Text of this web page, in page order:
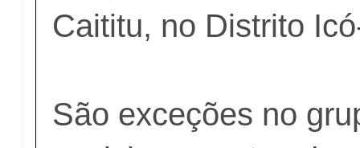
Caititu, no Distrito
São exceções no